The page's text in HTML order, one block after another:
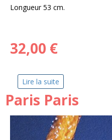
Longueur 53 cm.
32,00 €
Lire la suite
Paris Paris